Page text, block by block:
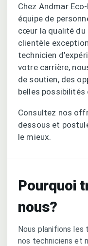
Chez Andmar
équipe de
cœur la qualité du
clientèle
technicien
votre carrière,
de soutien, des
belles possibilités
Consultez nos
dessous et
le mieux.
Pourquoi
nous?
Nous planifions les
nos techniciens et